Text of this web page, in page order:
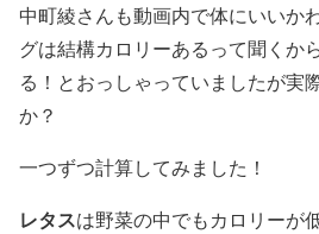
中町綾さんも動画内で体にいいか
グは結構カロリーあるって聞くか
る！とおっしゃっていましたが実
か？
一つずつ計算してみました！
レタスは野菜の中でもカロリーが